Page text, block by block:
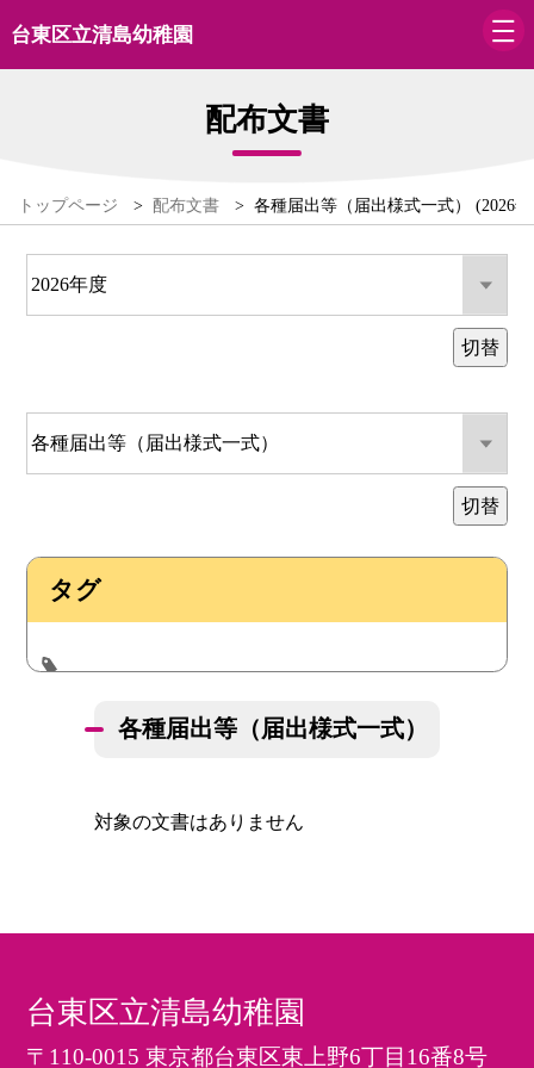
台東区立清島幼稚園
配布文書
トップページ > 配布文書 > 各種届出等（届出様式一式） (2026
切替
切替
タグ
各種届出等（届出様式一式）
対象の文書はありません
台東区立清島幼稚園
〒110-0015 東京都台東区東上野6丁目16番8号